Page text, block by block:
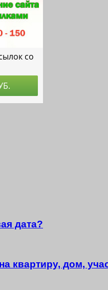
дата?
квартиру, дом,